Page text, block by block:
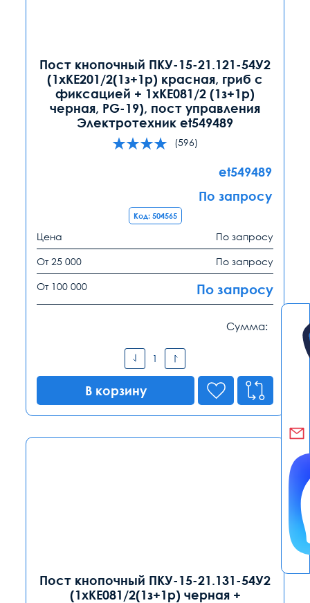
Пост кнопочный ПКУ-15-21.121-54У2
(1хКЕ201/2(1з+1р) красная, гриб с
фиксацией + 1хКЕ081/2 (1з+1р)
черная, PG-19), пост управления
Электротехник et549489
(596)
et549489
По запросу
Код: 504565
Цена По запросу
От 25 000 По запросу
От 100 000 По запросу
Сумма:
В корзину
Пост кнопочный ПКУ-15-21.131-54У2
(1хКЕ081/2(1з+1р) черная +